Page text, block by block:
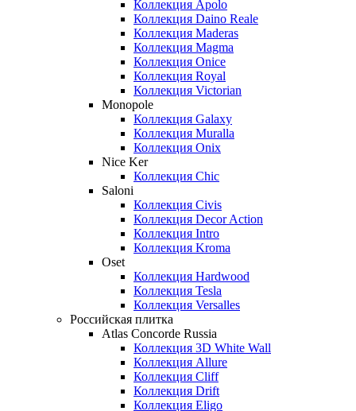
Коллекция Apolo
Коллекция Daino Reale
Коллекция Maderas
Коллекция Magma
Коллекция Onice
Коллекция Royal
Коллекция Victorian
Monopole
Коллекция Galaxy
Коллекция Muralla
Коллекция Onix
Nice Ker
Коллекция Сhic
Saloni
Коллекция Civis
Коллекция Decor Action
Коллекция Intro
Коллекция Kroma
Oset
Коллекция Hardwood
Коллекция Tesla
Коллекция Versalles
Российская плитка
Atlas Concorde Russia
Коллекция 3D White Wall
Коллекция Allure
Коллекция Cliff
Коллекция Drift
Коллекция Eligo